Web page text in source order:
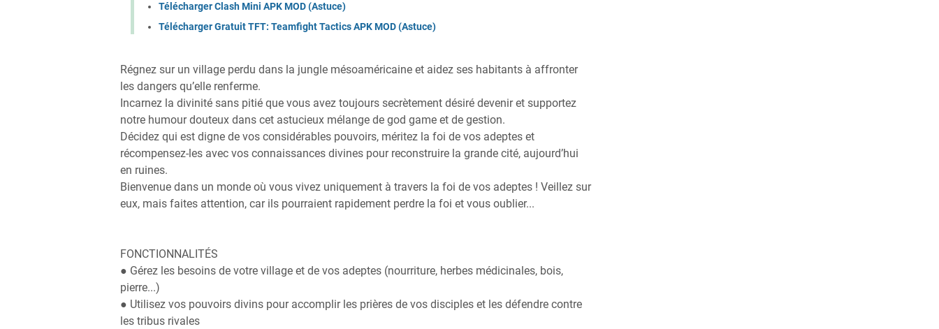
Télécharger Clash Mini APK MOD (Astuce)
Télécharger Gratuit TFT: Teamfight Tactics APK MOD (Astuce)
Régnez sur un village perdu dans la jungle mésoaméricaine et aidez ses habitants à affronter
les dangers qu’elle renferme.
Incarnez la divinité sans pitié que vous avez toujours secrètement désiré devenir et supportez
notre humour douteux dans cet astucieux mélange de god game et de gestion.
Décidez qui est digne de vos considérables pouvoirs, méritez la foi de vos adeptes et
récompensez-les avec vos connaissances divines pour reconstruire la grande cité, aujourd’hui
en ruines.
Bienvenue dans un monde où vous vivez uniquement à travers la foi de vos adeptes ! Veillez sur
eux, mais faites attention, car ils pourraient rapidement perdre la foi et vous oublier...
FONCTIONNALITÉS
● Gérez les besoins de votre village et de vos adeptes (nourriture, herbes médicinales, bois,
pierre...)
● Utilisez vos pouvoirs divins pour accomplir les prières de vos disciples et les défendre contre
les tribus rivales